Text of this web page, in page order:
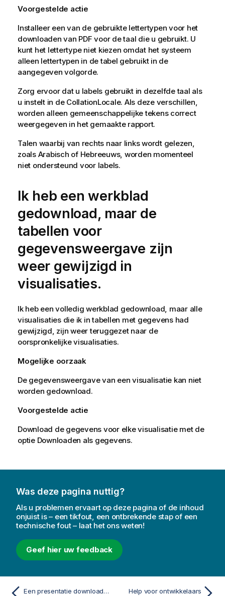
Voorgestelde actie
Installeer een van de gebruikte lettertypen voor het
downloaden van PDF voor de taal die u gebruikt. U
kunt het lettertype niet kiezen omdat het systeem
alleen lettertypen in de tabel gebruikt in de
aangegeven volgorde.
Zorg ervoor dat u labels gebruikt in dezelfde taal als
u instelt in de CollationLocale. Als deze verschillen,
worden alleen gemeenschappelijke tekens correct
weergegeven in het gemaakte rapport.
Talen waarbij van rechts naar links wordt gelezen,
zoals Arabisch of Hebreeuws, worden momenteel
niet ondersteund voor labels.
Ik heb een werkblad
gedownload, maar de
tabellen voor
gegevensweergave zijn
weer gewijzigd in
visualisaties.
Ik heb een volledig werkblad gedownload, maar alle
visualisaties die ik in tabellen met gegevens had
gewijzigd, zijn weer teruggezet naar de
oorspronkelijke visualisaties.
Mogelijke oorzaak
De gegevensweergave van een visualisatie kan niet
worden gedownload.
Voorgestelde actie
Download de gegevens voor elke visualisatie met de
optie Downloaden als gegevens.
Was deze pagina nuttig?
Als u problemen ervaart op deze pagina of de inhoud
onjuist is – een tikfout, een ontbrekende stap of een
technische fout – laat het ons weten!
Geef hier uw feedback
Een presentatie downloaden Help voor ontwikkelaars